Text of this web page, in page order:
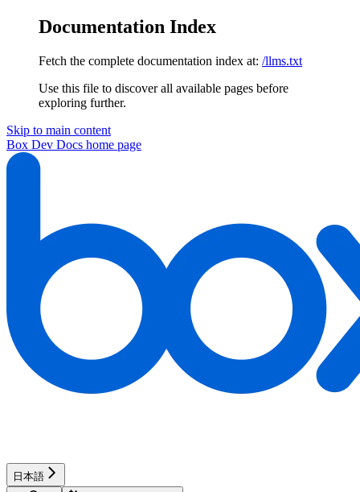
Documentation Index
Fetch the complete documentation index at: /llms.txt
Use this file to discover all available pages before
exploring further.
Skip to main content
Box Dev Docs home page
日本語